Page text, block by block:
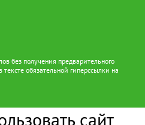
без получения предварительного
обязательной гиперссылки на
сайт